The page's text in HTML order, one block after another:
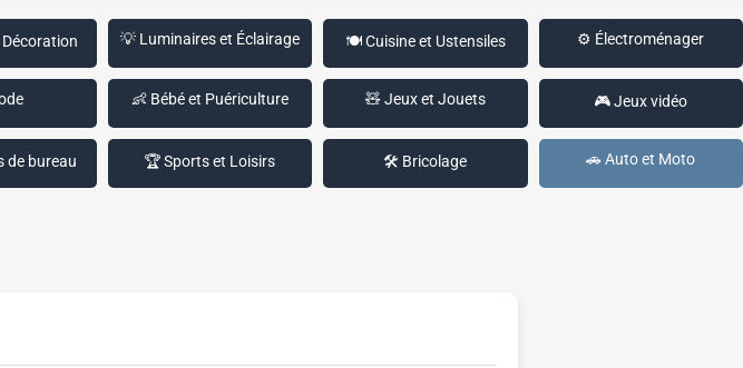
💡 Luminaires et Éclairage 🍽️ Cuisine et Ustensiles ⚙️ Électroménager
👶 Bébé et Puériculture 🧸 Jeux et Jouets 🎮 Jeux vidéo
de bureau 🏆 Sports et Loisirs 🛠️ Bricolage 🚗 Auto et Moto